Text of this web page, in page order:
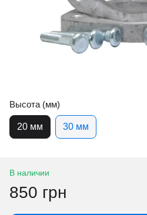
Высота (мм)
20 мм 30 мм
В наличии
850 грн